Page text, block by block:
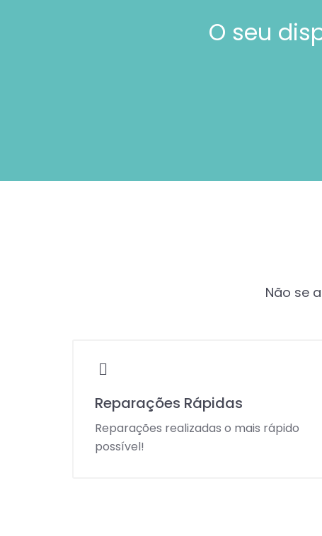
O seu
Não se
Reparações Rápidas
Reparações realizadas o mais rápido
possível!